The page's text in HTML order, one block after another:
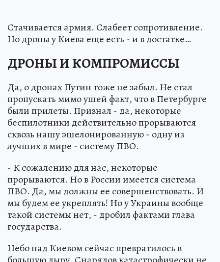
Стачивается армия. Слабеет сопротивление.
Но дроны у Киева еще есть - и в достатке…
ДРОНЫ И КОМПРОМИССЫ
Да, о дронах Путин тоже не забыл. Не стал
пропускать мимо ушей факт, что в Петербурге
были прилеты. Признал - да, некоторые
беспилотники действительно прорываются
сквозь нашу эшелонированную - одну из
лучших в мире - систему ПВО.
- К сожалению для нас, некоторые
прорываются. Но в России имеется система
ПВО. Да, мы должны ее совершенствовать. И
мы будем ее укреплять! Но у Украины вообще
такой системы нет, - дробил фактами глава
государства.
Небо над Киевом сейчас превратилось в